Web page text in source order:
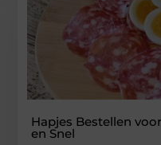
Hapjes Bestellen
en Snel